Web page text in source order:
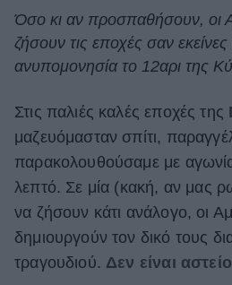
Deco
Cooking
Green
Αφιερώματα
ΒΟΞ
Χωρίς Ταμπέλες
Όσο κι αν προσπαθήσουν, οι
ζήσουν τις εποχές σαν
ανυπομονησία το 12αρι της
Στις παλιές καλές εποχές της
μαζευόμασταν σπίτι,
παρακολουθούσαμε με
λεπτό. Σε μία (κακή, αν μας
να ζήσουν κάτι ανάλογο, οι
δημιουργούν τον δικό τους
τραγουδιού. Δεν είναι